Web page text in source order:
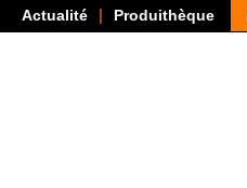
Actualité Produithèque